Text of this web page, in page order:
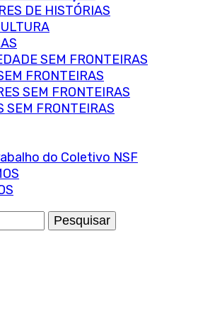
DE HISTÓRIAS
SEM FRONTEIRAS
FRONTEIRAS
SEM FRONTEIRAS
SEM FRONTEIRAS
do Coletivo NSF